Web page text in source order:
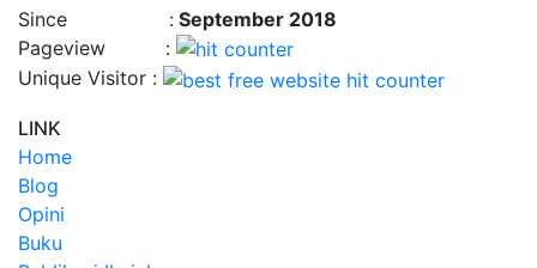
Since : September 2018
Pageview :
Unique Visitor :
LINK
Home
Blog
Opini
Buku